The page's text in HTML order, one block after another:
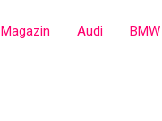
Magazin Audi BMW